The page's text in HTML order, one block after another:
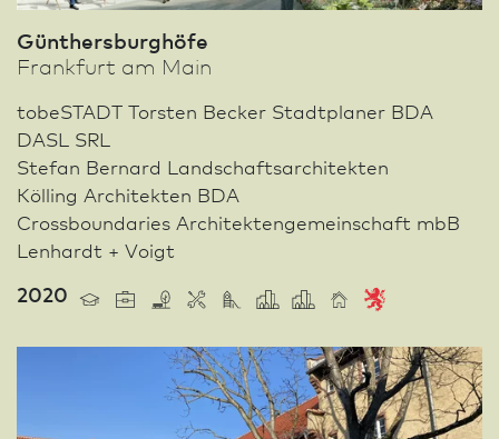
Günthersburghöfe
Frank­furt am Main
tobeSTADT Torsten Becker Stadt­planer BDA
DASL SRL
Stefan Bernard Landschafts­architekten
Kölling Architekten BDA
Crossboundaries Architektengemeinschaft mbB
Lenhardt + Voigt
2020